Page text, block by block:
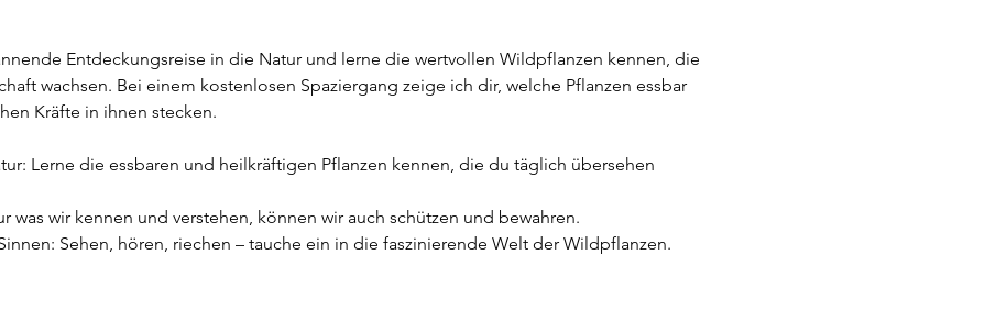
Entdeckungsreise in die Natur und lerne die wertvollen Wildpflanzen kennen, die
wachsen. Bei einem kostenlosen Spaziergang zeige ich dir, welche Pflanzen essbar
Kräfte in ihnen stecken.
Lerne die essbaren und heilkräftigen Pflanzen kennen, die du täglich übersehen
was wir kennen und verstehen, können wir auch schützen und bewahren.
Sehen, hören, riechen – tauche ein in die faszinierende Welt der Wildpflanzen.